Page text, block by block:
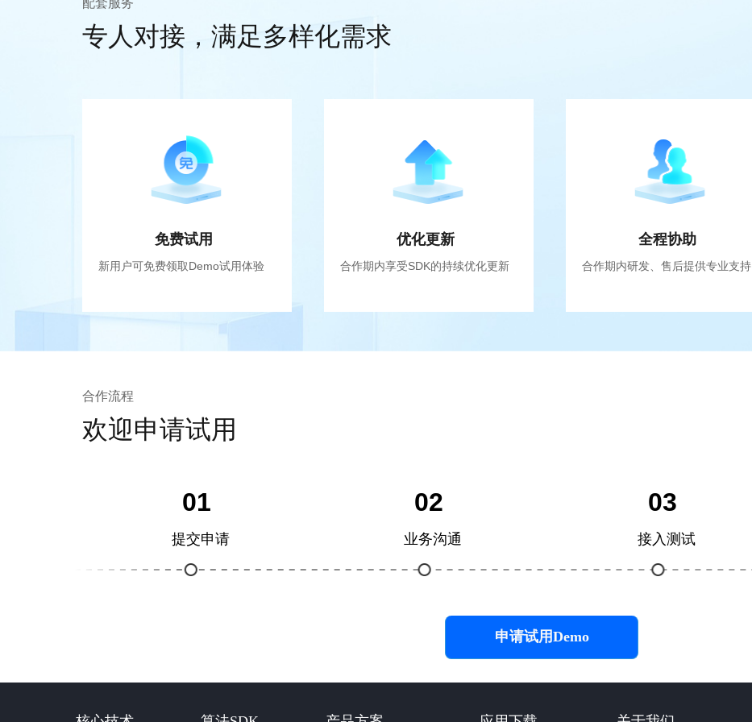
配套服务
专人对接，满足多样化需求
免费试用
新用户可免费领取Demo试用体验
优化更新
合作期内享受SDK的持续优化更新
全程协助
合作期内研发、售后提供专业支持
合作流程
欢迎申请试用
01
提交申请
02
业务沟通
03
接入测试
申请试用Demo